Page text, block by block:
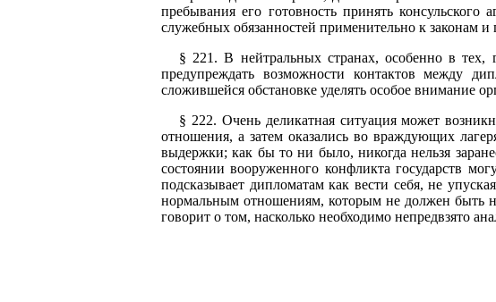
пребывания его готовность принять
служебных обязанностей применительно к законам и
§ 221. В нейтральных странах, особенно в тех,
предупреждать возможности контактов между
сложившейся обстановке уделять особое внимание
§ 222. Очень деликатная ситуация может
отношения, а затем оказались во враждующих
выдержки; как бы то ни было, никогда нельзя
состоянии вооруженного конфликта государств
подсказывает дипломатам как вести себя, не
нормальным отношениям, которым не должен быть
говорит о том, насколько необходимо непредвзято